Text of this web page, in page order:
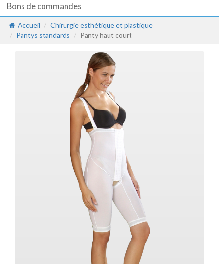
Bons de commandes
Accueil
Chirurgie esthétique et plastique
Pantys standards
Panty haut court